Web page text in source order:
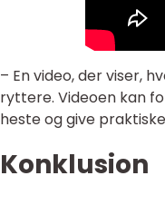
– En video, der viser,
ryttere. Videoen kan
heste og give
Konklusion